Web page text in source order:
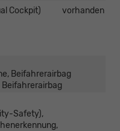
Cockpit)
vorhanden
Beifahrerairbag
Beifahrerairbag
Safety),